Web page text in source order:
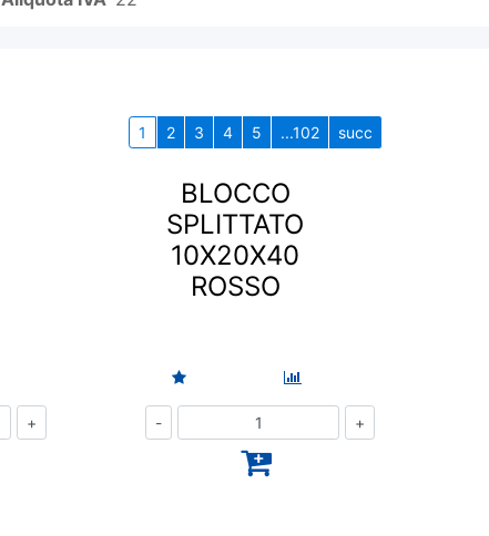
1 2 3 4 5 ...102 succ
BLOCCO
SPLITTATO
10X20X40
ROSSO